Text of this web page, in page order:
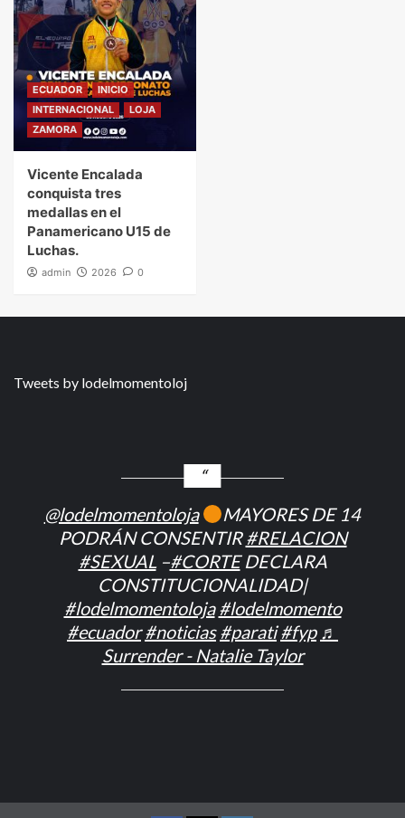
ECUADOR
INICIO
INTERNACIONAL
LOJA
ZAMORA
Vicente Encalada
conquista tres
medallas en el
Panamericano U15 de
Luchas.
admin 2026 0
Tweets by lodelmomentoloj
@lodelmomentoloja
MAYORES DE 14
PODRÁN CONSENTIR#RELACION
#SEXUAL –#CORTEDECLARA
CONSTITUCIONALIDAD|
#lodelmomentoloja #lodelmomento
#ecuador #noticias #parati #fyp ♬
Surrender - Natalie Taylor